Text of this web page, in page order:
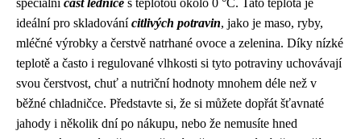
speciálníčást lednice s teplotou okolo 0 °C. Tato teplota je
ideální pro skladovánícitlivých potravin, jako je maso, ryby,
mléčné výrobky a čerstvě natrhané ovoce a zelenina. Díky nízké
teplotě a často i regulované vlhkosti si tyto potraviny uchovávají
svou čerstvost, chuť a nutriční hodnoty mnohem déle než v
běžné chladničce. Představte si, že si můžete dopřát šťavnaté
jahody i několik dní po nákupu, nebo že nemusíte hned